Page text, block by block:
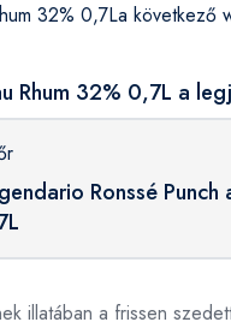
32% 0,7La következő
Rhum 32% 0,7L a
Ronssé Punch
illatában a frissen